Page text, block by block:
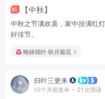
精 【中秋】
中秋之节满欢喜，家中挂满红
好佳节。
晚林残叶 秋月菊花
归叶三更来
10个月前发布 21次阅读